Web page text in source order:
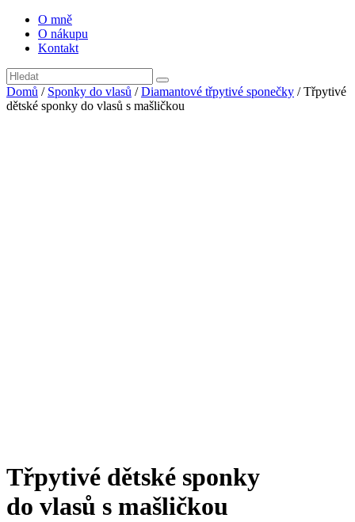
O mně
O nákupu
Kontakt
Domů / Sponky do vlasů /Diamantové třpytivé sponečky / Třpytivé
dětské sponky do vlasů s mašličkou
Třpytivé dětské sponky
do vlasů s mašličkou